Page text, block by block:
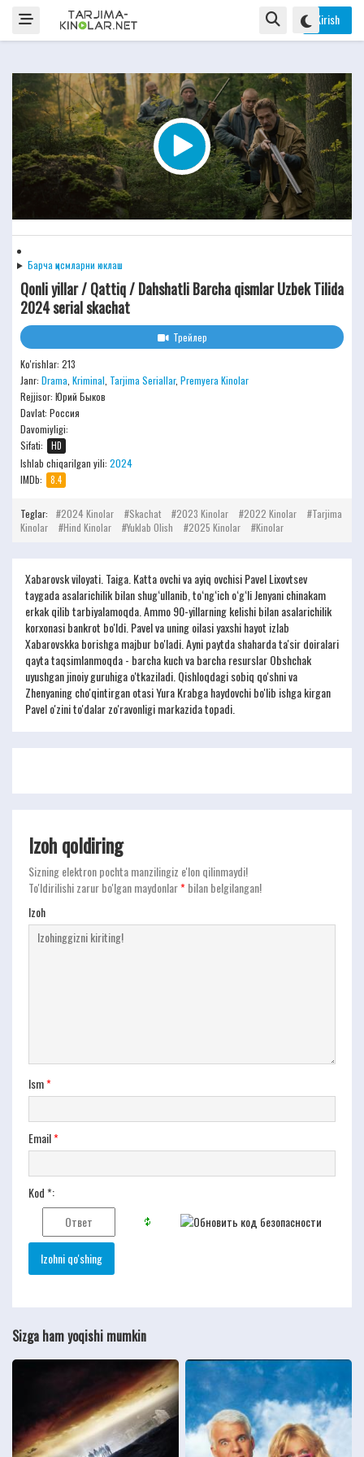
Kirish
Барча қисмларни юклаш
Qonli yillar / Qattiq / Dahshatli Barcha qismlar Uzbek Tilida
2024 serial skachat
Трейлер
Ko'rishlar: 213
Janr: Drama Kriminal Tarjima Seriallar, Premyera Kinolar
Rejjisor: Юрий Быков
Davlat: Россия
Davomiyligi:
Sifati:
HD
Ishlab chiqarilgan yili: 2024
IMDb:
8.4
Teglar: 2024 Kinolar Skachat 2023 Kinolar 2022 Kinolar
Tarjima
Kinolar
Hind Kinolar Yuklab Olish 2025 Kinolar Kinolar
Xabarovsk viloyati. Taiga. Katta ovchi va ayiq ovchisi Pavel Lixovtsev
taygada asalarichilik bilan shug‘ullanib, to‘ng‘ich o‘g‘li Jenyani chinakam
erkak qilib tarbiyalamoqda. Ammo 90-yillarning kelishi bilan asalarichilik
korxonasi bankrot bo'ldi. Pavel va uning oilasi yaxshi hayot izlab
Xabarovskka borishga majbur bo'ladi. Ayni paytda shaharda ta'sir doiralari
qayta taqsimlanmoqda - barcha kuch va barcha resurslar Obshchak
uyushgan jinoiy guruhiga o'tkaziladi. Qishloqdagi sobiq qo'shni va
Zhenyaning cho'qintirgan otasi Yura Krabga haydovchi bo'lib ishga kirgan
Pavel o'zini to'dalar zo'ravonligi markazida topadi.
Izoh qoldiring
Sizning elektron pochta manzilingiz e'lon qilinmaydi!
To'ldirilishi zarur bo'lgan maydonlar*bilan belgilangan!
Izoh
Ism*
Email*
Kod *:
Sizga ham yoqishi mumkin